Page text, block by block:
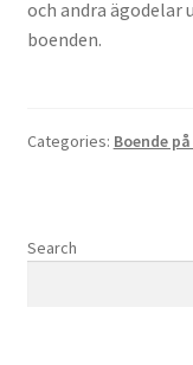
och andra ägodelar
boenden.
Categories: Boende
Search